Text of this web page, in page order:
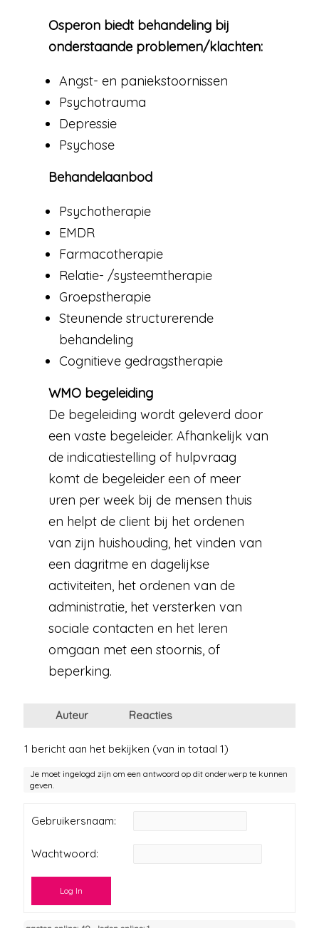
Osperon biedt behandeling bij
onderstaande problemen/klachten:
Angst- en paniekstoornissen
Psychotrauma
Depressie
Psychose
Behandelaanbod
Psychotherapie
EMDR
Farmacotherapie
Relatie- /systeemtherapie
Groepstherapie
Steunende structurerende
behandeling
Cognitieve gedragstherapie
WMO begeleiding
De begeleiding wordt geleverd door
een vaste begeleider. Afhankelijk van
de indicatiestelling of hulpvraag
komt de begeleider een of meer
uren per week bij de mensen thuis
en helpt de client bij het ordenen
van zijn huishouding, het vinden van
een dagritme en dagelijkse
activiteiten, het ordenen van de
administratie, het versterken van
sociale contacten en het leren
omgaan met een stoornis, of
beperking.
Auteur Reacties
1 bericht aan het bekijken (van in totaal 1)
Je moet ingelogd zijn om een antwoord op dit onderwerp te kunnen
geven.
Gebruikersnaam:
Wachtwoord:
Log In